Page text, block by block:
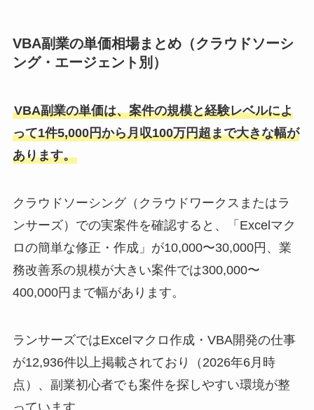
VBA副業の単価相場まとめ（クラウドソーシ
ング・エージェント別）
VBA副業の単価は、案件の規模と経験レベルによ
って1件5,000円から月収100万円超まで大きな幅が
あります。
クラウドソーシング（クラウドワークスまたはラ
ンサーズ）での実案件を確認すると、「Excelマク
ロの簡単な修正・作成」が10,000〜30,000円、業
務改善系の規模が大きい案件では300,000〜
400,000円まで幅があります。
ランサーズではExcelマクロ作成・VBA開発の仕事
が12,936件以上掲載されており（2026年6月時
点）、副業初心者でも案件を探しやすい環境が整
っています。